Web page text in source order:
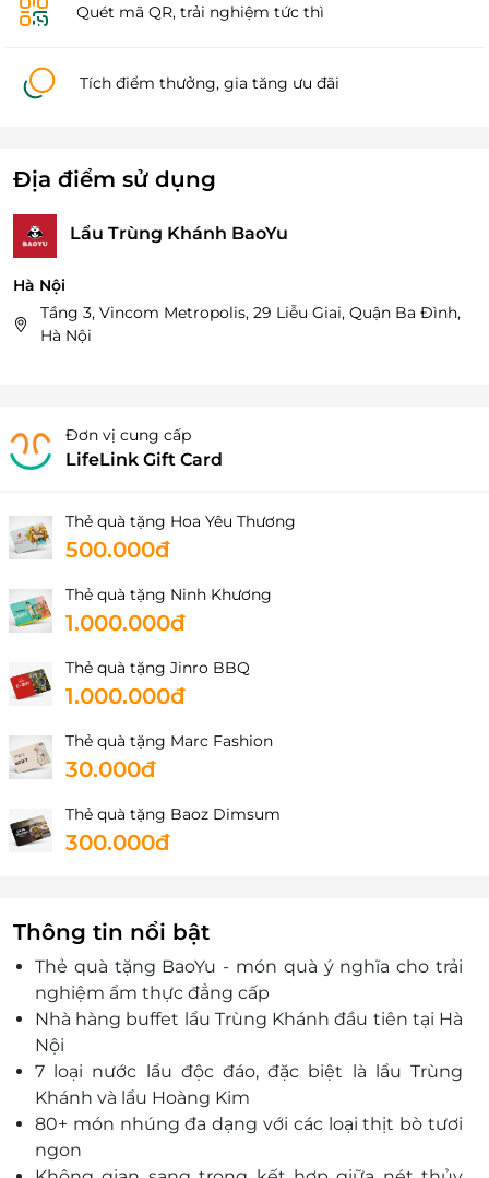
Quét mã QR, trải nghiệm tức thì
Tích điểm thưởng, gia tăng ưu đãi
Địa điểm sử dụng
Lẩu Trùng Khánh BaoYu
Hà Nội
Tầng 3, Vincom Metropolis, 29 Liễu Giai, Quận Ba Đình,
Hà Nội
Đơn vị cung cấp
LifeLink Gift Card
Thẻ quà tặng Hoa Yêu Thương
500.000đ
Thẻ quà tặng Ninh Khương
1.000.000đ
Thẻ quà tặng Jinro BBQ
1.000.000đ
Thẻ quà tặng Marc Fashion
30.000đ
Thẻ quà tặng Baoz Dimsum
300.000đ
Thông tin nổi bật
Thẻ quà tặng BaoYu - món quà ý nghĩa cho trải
nghiệm ẩm thực đẳng cấp
Nhà hàng buffet lẩu Trùng Khánh đầu tiên tại Hà
Nội
7 loại nước lẩu độc đáo, đặc biệt là lẩu Trùng
Khánh và lẩu Hoàng Kim
80+ món nhúng đa dạng với các loại thịt bò tươi
ngon